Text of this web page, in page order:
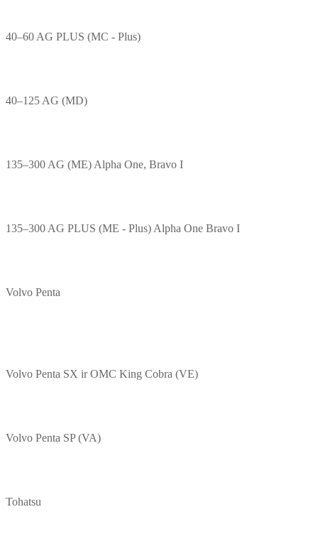
40–60 AG PLUS (MC - Plus)
40–125 AG (MD)
135–300 AG (ME) Alpha One, Bravo I
135–300 AG PLUS (ME - Plus) Alpha One Bravo I
Volvo Penta
Volvo Penta SX ir OMC King Cobra (VE)
Volvo Penta SP (VA)
Tohatsu